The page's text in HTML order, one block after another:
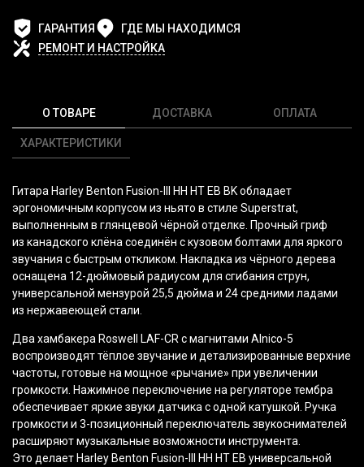
ГАРАНТИЯ
ГДЕ МЫ НАХОДИМСЯ
РЕМОНТ И НАСТРОЙКА
О ТОВАРЕ
ХАРАКТЕРИСТИКИ
ДОСТАВКА ОПЛАТА
Гитара Harley Benton Fusion-III HH HT EB BK обладает
эргономичным корпусом из ньято в стиле Superstrat,
выполненным в глянцевой чёрной отделке. Прочный гриф
из канадского клёна соединён с кузовом болтами для яркого
звучания с быстрым откликом. Накладка из чёрного дерева
оснащена 12-дюймовый радиусом для сгибания струн,
универсальной мензурой 25,5 дюйма и 24 средними ладами
из нержавеющей стали.
Два хамбакера Roswell LAF-CR с магнитами Alnico-5
воспроизводят тёплое звучание и детализированные верхние
частоты, готовые на мощное «рычание» при увеличении
громкости. Нажимное переключение на регуляторе тембра
обеспечивает яркие звуки датчика с одной катушкой. Ручка
громкости и 3-позиционный переключатель звукоснимателей
расширяют музыкальные возможности инструмента.
Это делает Harley Benton Fusion-III HH HT EB универсальной